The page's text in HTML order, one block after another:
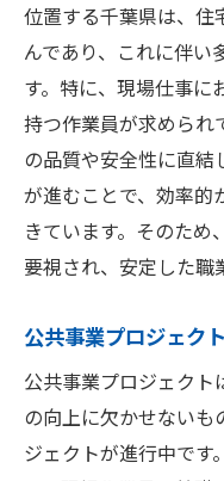
職場環境と
給与制度と
働きながら
応募方法と必
千葉県で手に職
建築業界の
技術革新が
働き方改革
地域社会に
次世代への
千葉県の建築業
位置する千葉県は、住
んであり、これに伴い
す。特に、現場仕事に
持つ作業員が求められ
の品質や安全性に直結
が進むことで、効率的
きています。そのた
要視され、安定した職
公共事業プロジェク
公共事業プロジェク
の向上に欠かせないも
ジェクトが進行中です